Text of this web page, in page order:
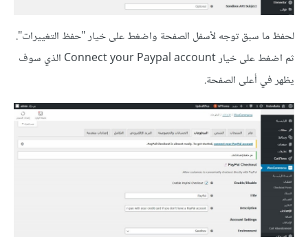
لحفظ ما سبق توجه لأسفل الصفحة واضغط على خيار "حفظ التغييرات".
ثم اضغط على خيار Connect your Paypal account الذي سوف
يظهر في أعلى الصفحة.